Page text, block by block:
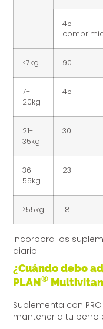
45
<7kg 90
7-
20kg
45
21-
35kg
30
36-
55kg
23
>55kg 18
Incorpora los
diario.
¿Cuándo debo
PLAN®
Suplementa con PRO
mantener a tu perro